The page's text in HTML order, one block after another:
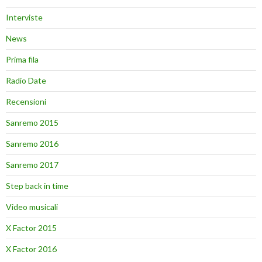
Interviste
News
Prima fila
Radio Date
Recensioni
Sanremo 2015
Sanremo 2016
Sanremo 2017
Step back in time
Video musicali
X Factor 2015
X Factor 2016